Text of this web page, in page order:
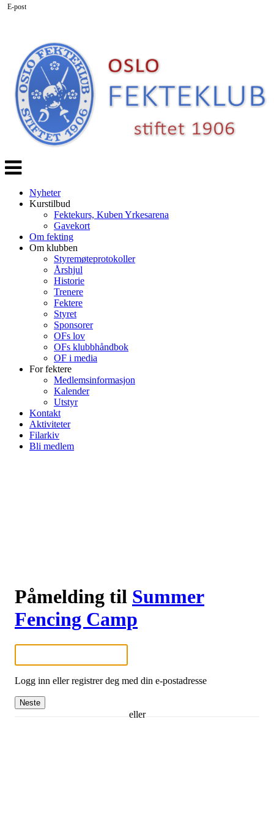
Veksle
navigasjon
Nyheter
Kurstilbud
Fektekurs, Kuben Yrkesarena
Gavekort
Om fekting
Om klubben
Styremøteprotokoller
Årshjul
Historie
Trenere
Fektere
Styret
Sponsorer
OFs lov
OFs klubbhåndbok
OF i media
For fektere
Medlemsinformasjon
Kalender
Utstyr
Kontakt
Aktiviteter
Filarkiv
Bli medlem
Påmelding til Summer
Fencing Camp
E-post
Logg inn eller registrer deg med din e-postadresse
Neste
eller